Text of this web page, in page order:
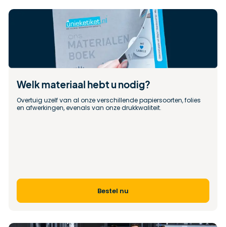
Welk materiaal hebt u nodig?
Overtuig uzelf van al onze verschillende papiersoorten, folies
en afwerkingen, evenals van onze drukkwaliteit.
Bestel nu